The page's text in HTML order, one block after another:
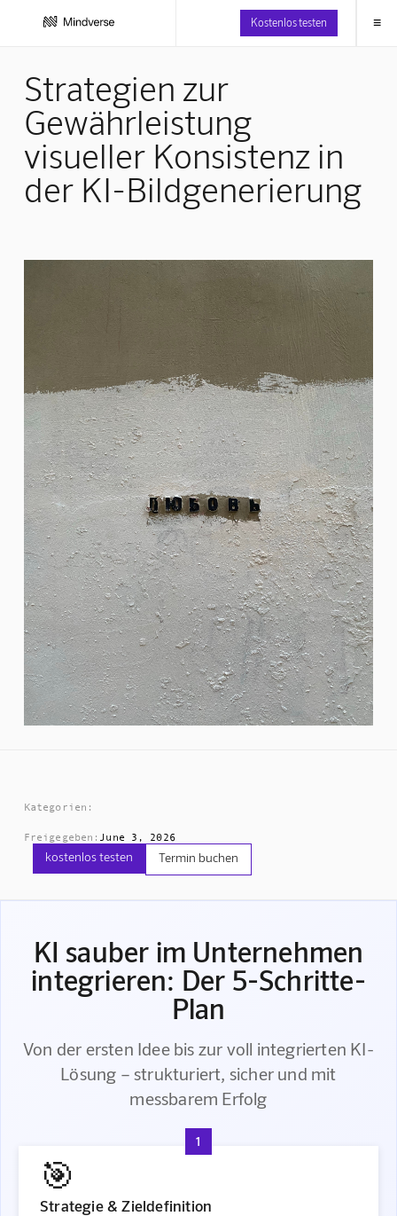
Kostenlos testen ≡
Strategien zur
Gewährleistung
visueller Konsistenz in
der KI-Bildgenerierung
Kategorien:
Freigegeben: June 3, 2026
kostenlos testen Termin buchen
KI sauber im Unternehmen
integrieren: Der 5-Schritte-
Plan
Von der ersten Idee bis zur voll integrierten KI-
Lösung – strukturiert, sicher und mit
messbarem Erfolg
1
🎯
Strategie & Zieldefinition